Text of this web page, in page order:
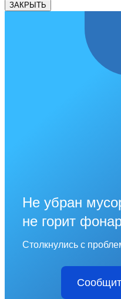
ЗАКРЫТЬ
Не убран
не горит
Столкнулись с